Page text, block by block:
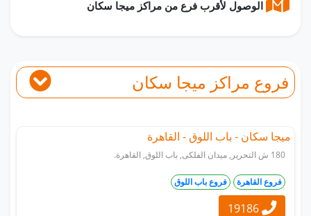
فروع مراكز ميجا سكان
ميجا سكان - باب اللوق - القاهرة
180 ش التحرير, ميدان الفلكى, باب اللوق, القاهرة.
فروع القاهرة فروع باب اللوق